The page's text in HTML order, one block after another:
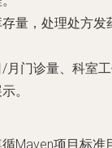
存量，处理处方发
/月门诊量、科室
。
Maven项目标准